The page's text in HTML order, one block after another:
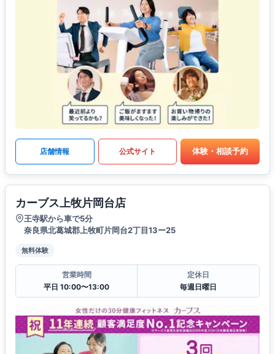
店舗情報 公式サイト 体験・相談予約
カーブス上牧片岡台店
王寺駅から車で5分
奈良県北葛城郡上牧町片岡台2丁目13ー25
無料体験
営業時間
平日 10:00〜13:00
定休日
毎週日曜日